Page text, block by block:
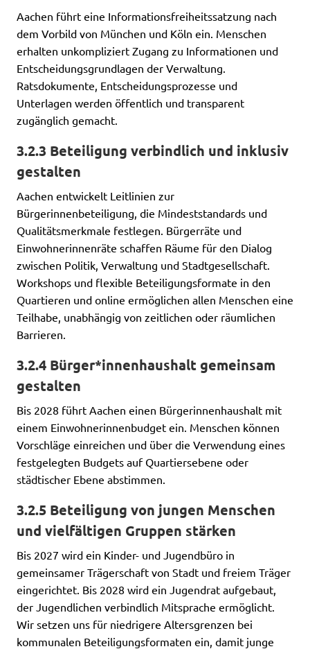
Aachen führt eine Informationsfreiheitssatzung nach
dem Vorbild von München und Köln ein. Menschen
erhalten unkompliziert Zugang zu Informationen und
Entscheidungsgrundlagen der Verwaltung.
Ratsdokumente, Entscheidungsprozesse und
Unterlagen werden öffentlich und transparent
zugänglich gemacht.
3.2.3 Beteiligung verbindlich und inklusiv
gestalten
Aachen entwickelt Leitlinien zur
Bürgerinnenbeteiligung, die Mindeststandards und
Qualitätsmerkmale festlegen. Bürgerräte und
Einwohnerinnenräte schaffen Räume für den Dialog
zwischen Politik, Verwaltung und Stadtgesellschaft.
Workshops und flexible Beteiligungsformate in den
Quartieren und online ermöglichen allen Menschen eine
Teilhabe, unabhängig von zeitlichen oder räumlichen
Barrieren.
3.2.4 Bürger*innenhaushalt gemeinsam
gestalten
Bis 2028 führt Aachen einen Bürgerinnenhaushalt mit
einem Einwohnerinnenbudget ein. Menschen können
Vorschläge einreichen und über die Verwendung eines
festgelegten Budgets auf Quartiersebene oder
städtischer Ebene abstimmen.
3.2.5 Beteiligung von jungen Menschen
und vielfältigen Gruppen stärken
Bis 2027 wird ein Kinder- und Jugendbüro in
gemeinsamer Trägerschaft von Stadt und freiem Träger
eingerichtet. Bis 2028 wird ein Jugendrat aufgebaut,
der Jugendlichen verbindlich Mitsprache ermöglicht.
Wir setzen uns für niedrigere Altersgrenzen bei
kommunalen Beteiligungsformaten ein, damit junge